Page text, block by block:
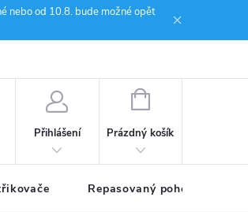
nebo od 10.8. bude možné opět
Přihlášení
NÁKUPNÍ
Prázdný košík
Repasovaný pohon TDM